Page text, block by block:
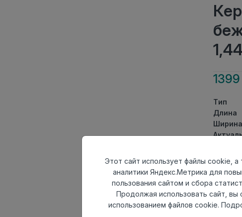
Тип
Длина
Ширина
группа
Страна
Номер
Этот сайт использует файлы cookie, а
аналитики Яндекс.Метрика для
пользования сайтом и сбора
Продолжая использовать сайт, вы
использованием файлов cookie.